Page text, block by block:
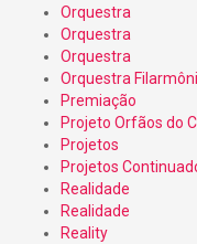
Orquestra
Orquestra
Orquestra
Orquestra
Premiação
Projeto Orfãos do
Projetos
Projetos
Realidade
Realidade
Reality